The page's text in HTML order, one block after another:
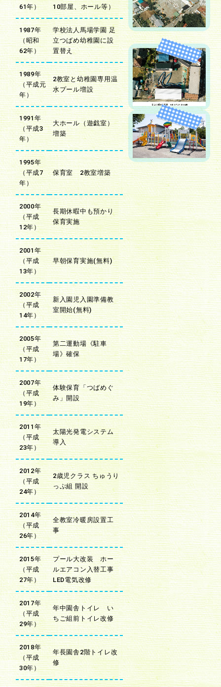
61年）
10部屋、ホール等）
1987年
（昭和
62年）
学校法人馬場学園 足
立つばめ幼稚園に設
置替え
1989年
（平成元
年）
2教室と幼稚園専用温
水プール増設
1991年
（平成3
年）
大ホール（遊戯室）
増築
1995年
（平成7
年）
保育室 2教室増築
2000年
（平成
12年）
長期休暇中も預かり
保育実施
2001年
（平成
13年）
早朝保育実施(無料)
2002年
（平成
14年）
新入園児入園準備教
室開始(無料)
2005年
（平成
17年）
第二運動場《駐車
場》確保
2007年
（平成
19年）
体験保育「つばめぐ
み」開設
2011年
（平成
23年）
太陽光発電システム
導入
2012年
（平成
24年）
2歳児クラス ちゅうり
っぷ組 開設
2014年
（平成
26年）
全教室冷暖房設置工
事
2015年
（平成
27年）
プール大改装 ホー
ルエアコン入替工事
LED電気改修
2017年
（平成
29年）
年中園舎トイレ い
ちご組前トイレ改修
2018年
（平成
30年）
年長園舎2階トイレ改
修